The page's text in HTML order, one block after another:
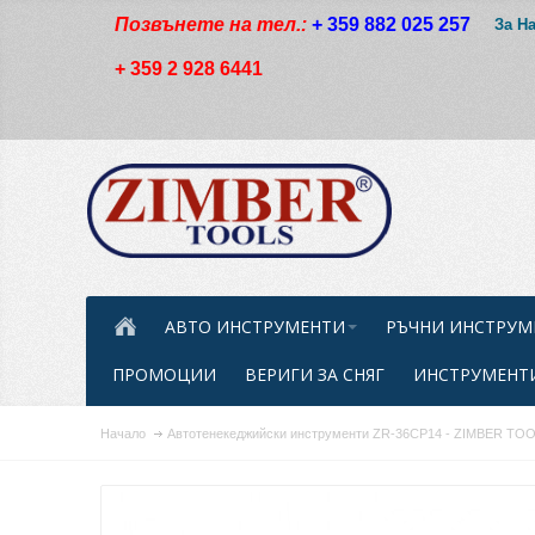
Позвънете на тел.: + 359 882 025 257
+ 359 2 928 6441
За
АВТО ИНСТРУМЕНТИ РЪЧНИ
ПРОМОЦИИ ВЕРИГИ ЗА СНЯГ
Начало Автотенекеджийски инструменти ZR-36CP14 - ZIMBER